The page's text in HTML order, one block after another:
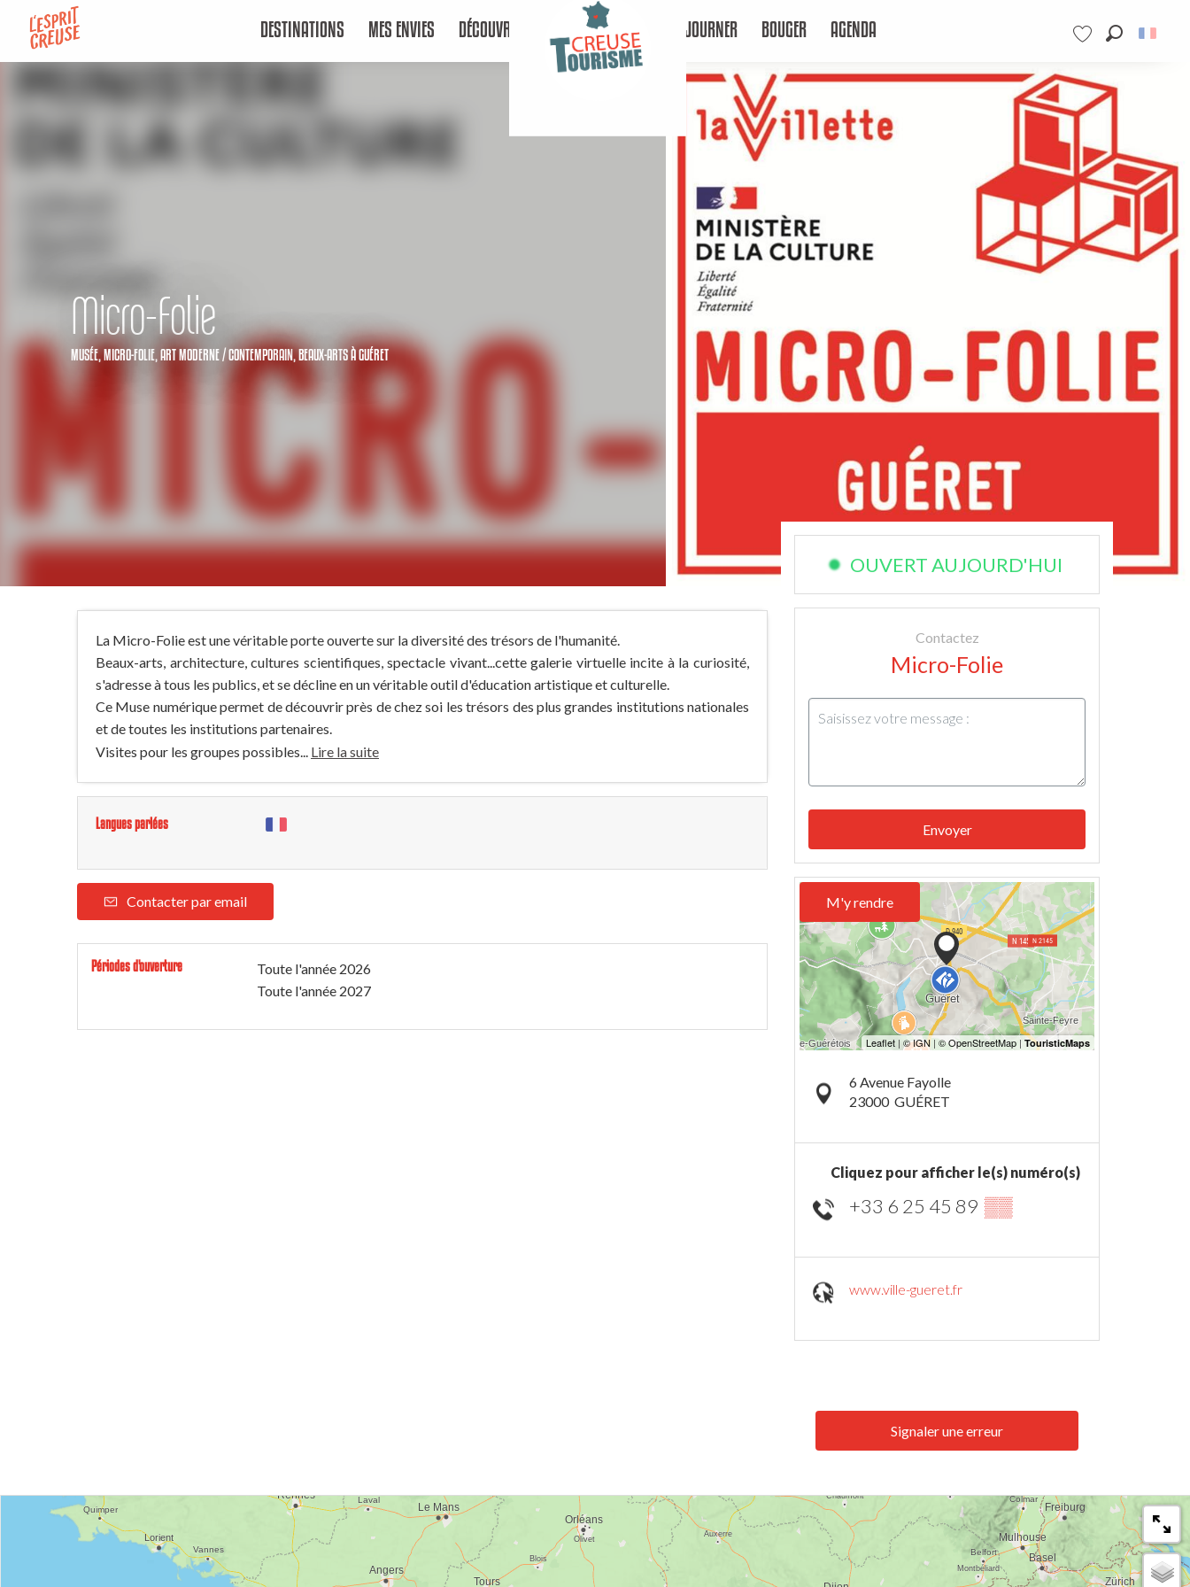
contenu
DESTINATIONS MES ENVIES DÉCOUVRIR SÉJOURNER BOUGER AGENDA
Micro-Folie
MUSÉE,MICRO-FOLIE, ART MODERNE / CONTEMPORAIN,BEAUX-ARTSÀ GUÉRET
La Micro-Folie est une véritable porte ouverte sur la diversité des trésors de l'humanité.
Beaux-arts, architecture, cultures scientifiques, spectacle vivant...cette galerie virtuelle incite à la curiosité,
s'adresse à tous les publics, et se décline en un véritable outil d'éducation artistique et culturelle.
Ce Muse numérique permet de découvrir près de chez soi les trésors des plus grandes institutions nationales
et de toutes les institutions partenaires.
Visites pour les groupes possibles... Lire la suite
Langues parlées
Contacter par email
Périodes d'ouverture
Toute l'année 2026
Toute l'année 2027
OUVERT AUJOURD'HUI
Contactez
Micro-Folie
Envoyer
M'y rendre
6 Avenue Fayolle
23000 GUÉRET
Cliquez pour afficher le(s) numéro(s)
+33 6 25 45 89 ▒▒
www.ville-gueret.fr
Signaler une erreur